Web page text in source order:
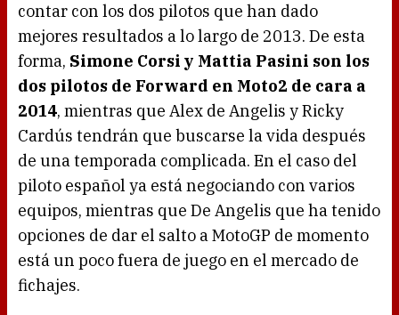
contar con los dos pilotos que han dado
mejores resultados a lo largo de 2013. De esta
forma, Simone Corsi y Mattia Pasini son los
dos pilotos de Forward en Moto2 de cara a
2014, mientras que Alex de Angelis y Ricky
Cardús tendrán que buscarse la vida después
de una temporada complicada. En el caso del
piloto español ya está negociando con varios
equipos, mientras que De Angelis que ha tenido
opciones de dar el salto a MotoGP de momento
está un poco fuera de juego en el mercado de
fichajes.